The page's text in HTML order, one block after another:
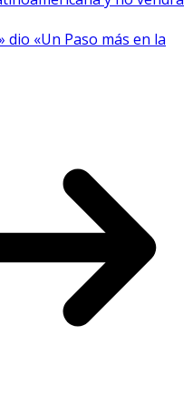
dio «Un Paso más en la